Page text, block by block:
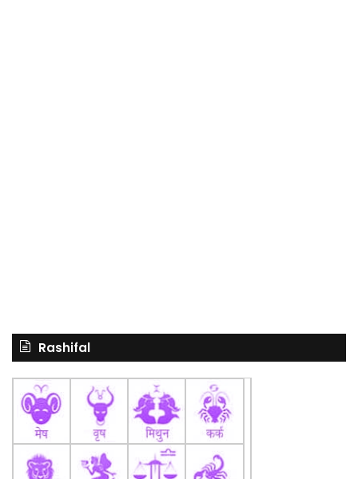
Rashifal